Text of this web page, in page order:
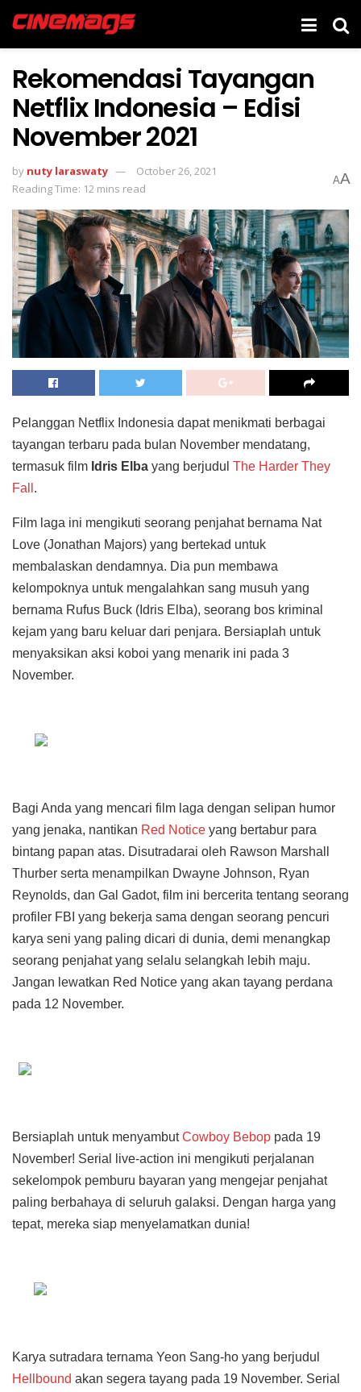
Rekomendasi Tayangan
Netflix Indonesia – Edisi
November 2021
by nuty laraswaty
October 26, 2021
Reading Time: 12 mins read
AA
Pelanggan Netflix Indonesia dapat menikmati berbagai
tayangan terbaru pada bulan November mendatang,
termasuk film Idris Elba yang berjudul The Harder They
Fall .
Film laga ini mengikuti seorang penjahat bernama Nat
Love (Jonathan Majors) yang bertekad untuk
membalaskan dendamnya. Dia pun membawa
kelompoknya untuk mengalahkan sang musuh yang
bernama Rufus Buck (Idris Elba), seorang bos kriminal
kejam yang baru keluar dari penjara. Bersiaplah untuk
menyaksikan aksi koboi yang menarik ini pada 3
November.
Bagi Anda yang mencari film laga dengan selipan humor
yang jenaka, nantikan Red Notice yang bertabur para
bintang papan atas. Disutradarai oleh Rawson Marshall
Thurber serta menampilkan Dwayne Johnson, Ryan
Reynolds, dan Gal Gadot, film ini bercerita tentang seorang
profiler FBI yang bekerja sama dengan seorang pencuri
karya seni yang paling dicari di dunia, demi menangkap
seorang penjahat yang selalu selangkah lebih maju.
Jangan lewatkan Red Notice yang akan tayang perdana
pada 12 November.
Bersiaplah untuk menyambutCowboy Bebop pada 19
November! Serial live-action ini mengikuti perjalanan
sekelompok pemburu bayaran yang mengejar penjahat
paling berbahaya di seluruh galaksi. Dengan harga yang
tepat, mereka siap menyelamatkan dunia!
Karya sutradara ternama Yeon Sang-ho yang berjudul
Hellbound akan segera tayang pada 19 November. Serial